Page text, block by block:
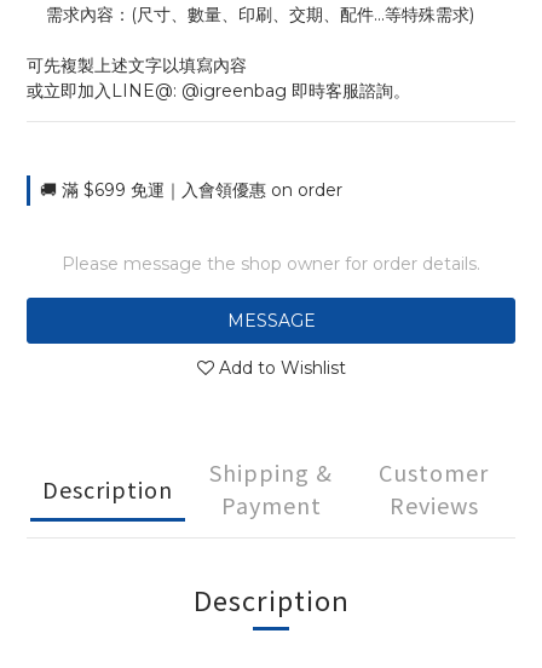
    需求內容：(尺寸、數量、印刷、交期、配件...等特殊需求)
可先複製上述文字以填寫內容
或立即加入LINE@: @igreenbag 即時客服諮詢。
🚚 滿 $699 免運｜入會領優惠 on order
Please message the shop owner for order details.
MESSAGE
Add to Wishlist
Description
Shipping &
Payment
Customer
Reviews
Description